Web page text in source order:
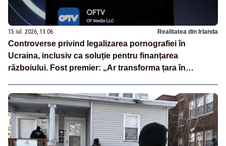
15 iul. 2026, 13:06 Realitatea din Irlanda
Controverse privind legalizarea pornografiei în
Ucraina, inclusiv ca soluție pentru finanțarea
războiului. Fost premier: „Ar transforma țara în